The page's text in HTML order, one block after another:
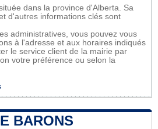
dans la province d'Alberta. Sa
d'autres informations clés sont
administratives, vous pouvez vous
à l'adresse et aux horaires indiqués
le service client de la mairie par
votre préférence ou selon la
BARONS